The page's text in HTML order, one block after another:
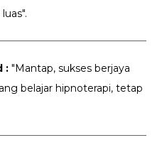
: "Mantap, sukses berjaya
belajar hipnoterapi, tetap